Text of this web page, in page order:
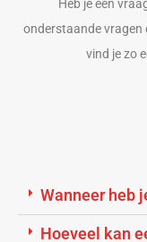
Heb je een
onderstaande vragen
vind je zo
Wanneer heb
Hoeveel kan